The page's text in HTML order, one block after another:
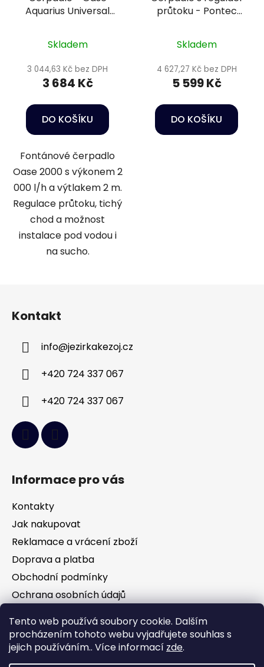
Tento web používá soubory cookie. Dalším
procházením tohoto webu vyjadřujete souhlas s
jejich používáním.. Více informací zde.
Aquarius Universal
Skladem
3 044,63 Kč bez DPH
3 684 Kč
DO KOŠÍKU
Fontánové čerpadlo
Oase 2000 s výkonem 2
000 l/h a výtlakem 2 m.
Regulace průtoku, tichý
chod a možnost
instalace pod vodou i
na sucho.
průtoku - Pontec
Skladem
4 627,27 Kč bez DPH
5 599 Kč
DO KOŠÍKU
Kontakt
info@jezirkakezoj.cz
+420 724 337 067
+420 724 337 067
Informace pro vás
Kontakty
Jak nakupovat
Reklamace a vrácení zboží
Doprava a platba
Obchodní podmínky
Ochrana osobních údajů
Facebook